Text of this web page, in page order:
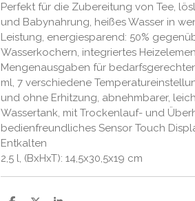
Perfekt für die Zubereitung von Tee,
und Babynahrung, heißes Wasser in
Leistung, energiesparend: 50%
Wasserkochern, integriertes
Mengenausgaben für
ml, 7 verschiedene
und ohne Erhitzung, abnehmbarer,
Wassertank, mit Trockenlauf- und
bedienfreundliches Sensor Touch
Entkalten
2,5 l, (BxHxT): 14,5x30,5x19 cm